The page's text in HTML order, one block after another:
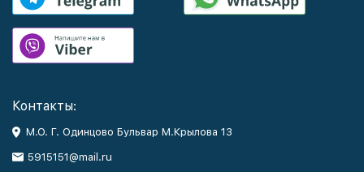
Контакты:
М.О. Г. Одинцово Бульвар М.Крылова 13
5915151@mail.ru